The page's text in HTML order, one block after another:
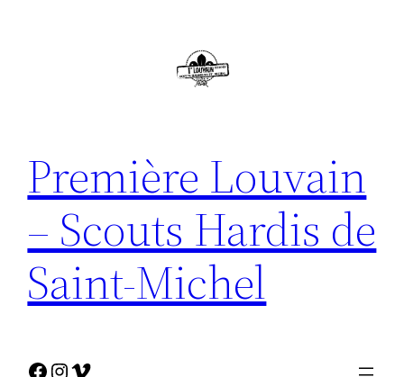
Première Louvain
– Scouts Hardis de
Saint-Michel